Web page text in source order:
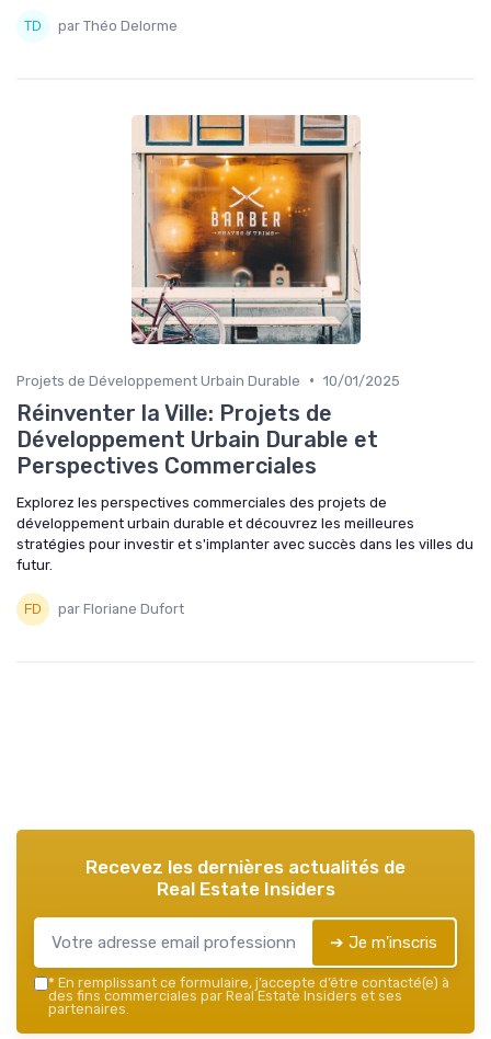
par Théo Delorme
Projets de Développement Urbain Durable • 10/01/2025
Réinventer la Ville: Projets de
Développement Urbain Durable et
Perspectives Commerciales
Explorez les perspectives commerciales des projets de
développement urbain durable et découvrez les meilleures
stratégies pour investir et s'implanter avec succès dans les villes du
futur.
par Floriane Dufort
Recevez les dernières actualités de
Real Estate Insiders
➔ Je m'inscris
* En remplissant ce formulaire, j’accepte d’être contacté(e) à
des fins commerciales par Real Estate Insiders et ses
partenaires.